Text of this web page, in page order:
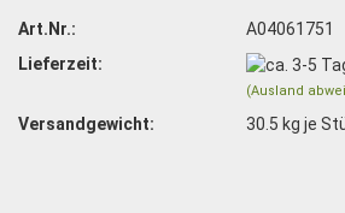
Art.Nr.:
A04061751
Lieferzeit:
(Ausland
Versandgewicht: 30.5 kg je